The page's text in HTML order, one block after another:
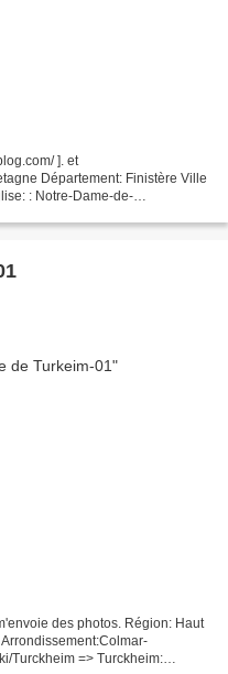
]. et
Département: Finistère Ville
: Notre-Dame-de-
des photos. Région: Haut
Turckheim => Turckheim: